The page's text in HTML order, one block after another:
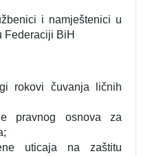
i namještenici u
Federaciji BiH
rokovi čuvanja ličnih
pravnog osnova za
uticaja na zaštitu